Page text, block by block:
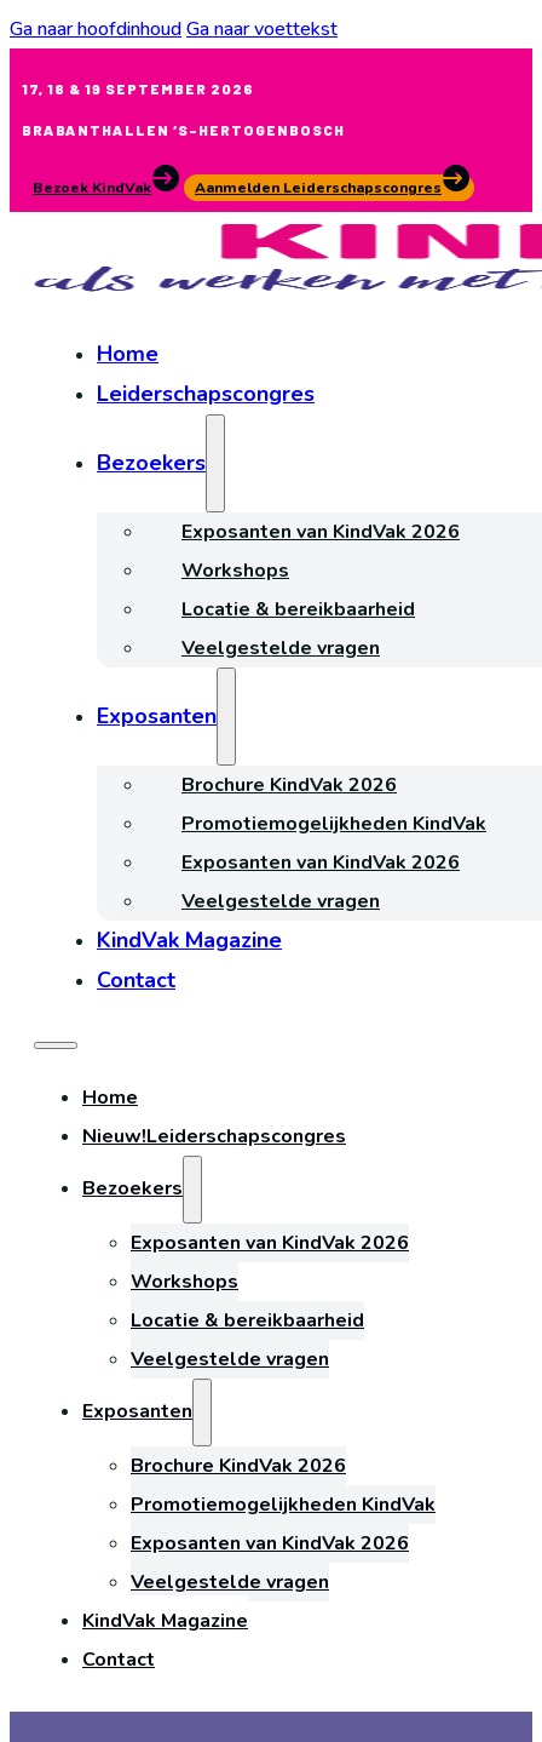
Ga naar hoofdinhoudGa naar voettekst
17, 18 & 19 SEPTEMBER 2026
BRABANTHALLEN ‘S-HERTOGENBOSCH
Bezoek KindVak Aanmelden Leiderschapscongres
Home
Leiderschapscongres
Bezoekers
Exposanten van KindVak 2026
Workshops
Locatie & bereikbaarheid
Veelgestelde vragen
Exposanten
Brochure KindVak 2026
Promotiemogelijkheden KindVak
Exposanten van KindVak 2026
Veelgestelde vragen
KindVak Magazine
Contact
Home
Nieuw!Leiderschapscongres
Bezoekers
Exposanten van KindVak 2026
Workshops
Locatie & bereikbaarheid
Veelgestelde vragen
Exposanten
Brochure KindVak 2026
Promotiemogelijkheden KindVak
Exposanten van KindVak 2026
Veelgestelde vragen
KindVak Magazine
Contact